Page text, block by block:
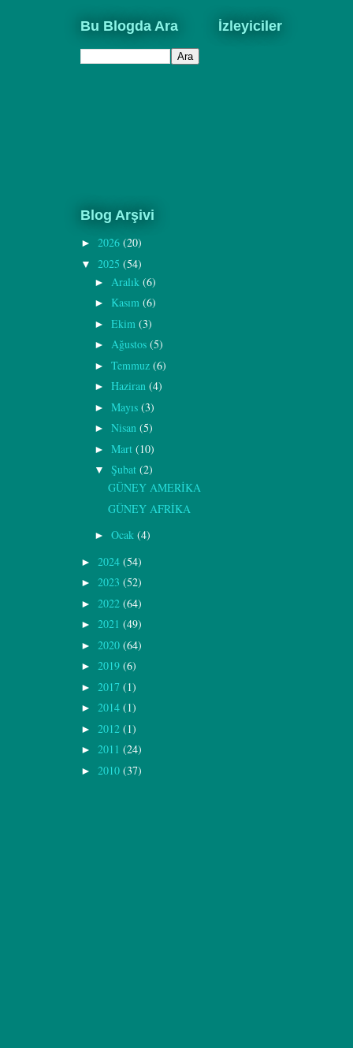
Bu Blogda Ara İzleyiciler
Blog Arşivi
► 2026 (20)
▼ 2025 (54)
► Aralık (6)
► Kasım (6)
► Ekim (3)
► Ağustos (5)
► Temmuz (6)
► Haziran (4)
► Mayıs (3)
► Nisan (5)
► Mart (10)
▼ Şubat (2)
GÜNEY AMERİKA
GÜNEY AFRİKA
► Ocak (4)
► 2024 (54)
► 2023 (52)
► 2022 (64)
► 2021 (49)
► 2020 (64)
► 2019 (6)
► 2017 (1)
► 2014 (1)
► 2012 (1)
► 2011 (24)
► 2010 (37)